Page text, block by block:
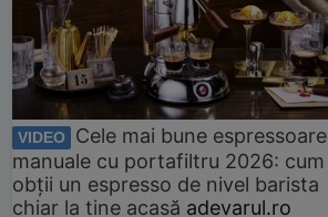
VIDEO
Cele mai bune espressoare
manuale cu portafiltru 2026: cum
obții un espresso de nivel barista
chiar la tine acasă adevarul.ro